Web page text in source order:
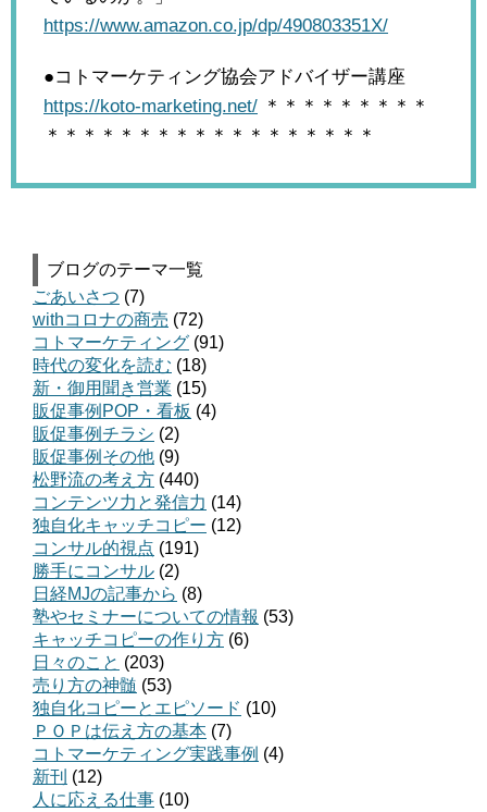
https://www.amazon.co.jp/dp/490803351X/
●コトマーケティング協会アドバイザー講座
https://koto-marketing.net/ ＊＊＊＊＊＊＊＊＊
＊＊＊＊＊＊＊＊＊＊＊＊＊＊＊＊＊＊
ブログのテーマ一覧
ごあいさつ (7)
withコロナの商売 (72)
コトマーケティング (91)
時代の変化を読む (18)
新・御用聞き営業 (15)
販促事例POP・看板 (4)
販促事例チラシ (2)
販促事例その他 (9)
松野流の考え方 (440)
コンテンツ力と発信力 (14)
独自化キャッチコピー (12)
コンサル的視点 (191)
勝手にコンサル (2)
日経MJの記事から (8)
塾やセミナーについての情報 (53)
キャッチコピーの作り方 (6)
日々のこと (203)
売り方の神髄 (53)
独自化コピーとエピソード (10)
ＰＯＰは伝え方の基本 (7)
コトマーケティング実践事例 (4)
新刊 (12)
人に応える仕事 (10)